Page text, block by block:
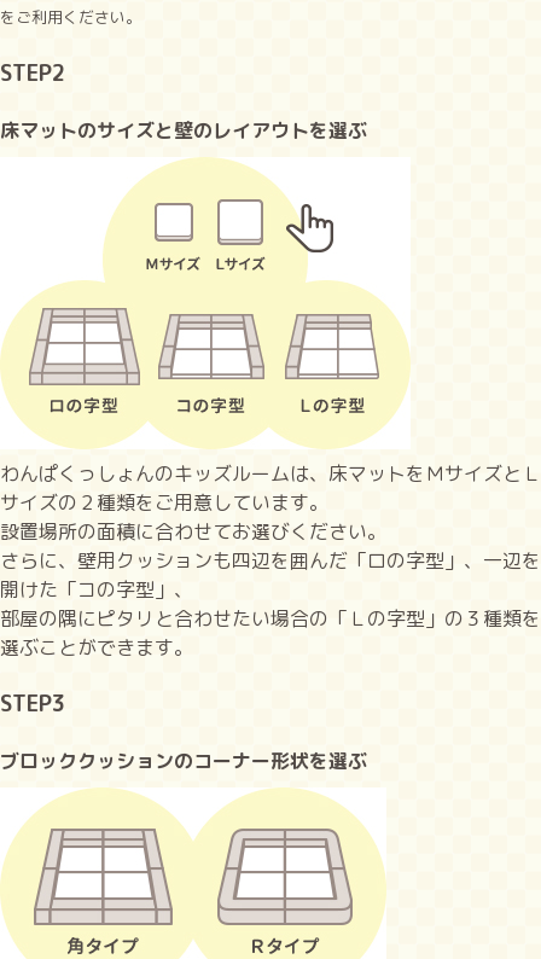
をご利用ください。
STEP2
床マットのサイズと壁のレイアウトを選ぶ
わんぱくっしょんのキッズルームは、床マットをＭサイズとＬ
サイズの２種類をご用意しています。
設置場所の面積に合わせてお選びください。
さらに、壁用クッションも四辺を囲んだ「ロの字型」、一辺を
開けた「コの字型」、
部屋の隅にピタリと合わせたい場合の「Ｌの字型」の３種類を
選ぶことができます。
STEP3
ブロッククッションのコーナー形状を選ぶ